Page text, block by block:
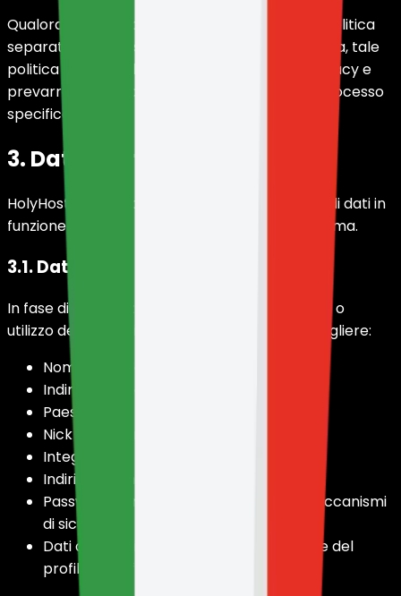
Qualora un servizio specifico disponga di una politica
separata, come il sistema di verifica KYC interna, tale
politica integrerà la presente Politica sulla Privacy e
prevarrà esclusivamente in relazione a quel processo
specifico.
3. Dati che raccogliamo
HolyHosting può raccogliere diverse tipologie di dati in
funzione dell'uso che l'utente fa della piattaforma.
3.1. Dati dell'account
In fase di registrazione, sottoscrizione di servizi o
utilizzo dell'area clienti, HolyHosting può raccogliere:
Nome completo.
Indirizzo e-mail.
Paese.
Nick di Minecraft.
Integrazione con Discord.
Indirizzo completo.
Password cifrata o protetta tramite meccanismi
di sicurezza.
Dati associati all'account, configurazione del
profilo e preferenze.